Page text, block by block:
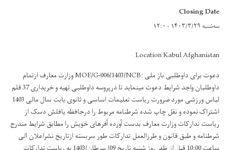
Closing Date
سه‌شنبه ۱۴۰۳/۳/۲۹ - ۱۲:۰
Location Kabul Afghanistan
دعوت برای داوطلبی باز ملی :MOE/G-006/1403/NCB وزارت معارف ازتمام
داوطلبان واجد شرایط دعوت مینماید تا درپروسه داوطلبی تهیه و خریداری 37 قلم
لباس ورزشی مورد ضرورت ریاست تعلیمات اساسی و ثانوی بابت سال مالی 1403
اشتراک نموده و نقل چاپ شده شرطنامه مربوط را درحافظه یافلش دسک از
ریاست تدارکات وزارت معارف بدست آورده آفرهای خویش را مطابق شرایط مندرج
شرطنامه و طبق قانون و طرزالعمل تدارکات طور سربسته ازتاریخ نشراعلان الی